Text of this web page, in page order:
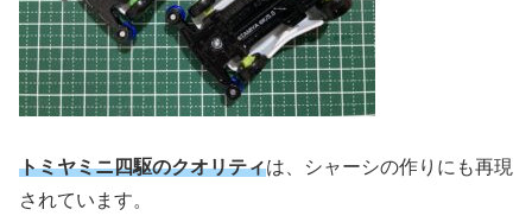
トミヤミニ四駆のクオリティは、シャーシの作りにも再現
されています。